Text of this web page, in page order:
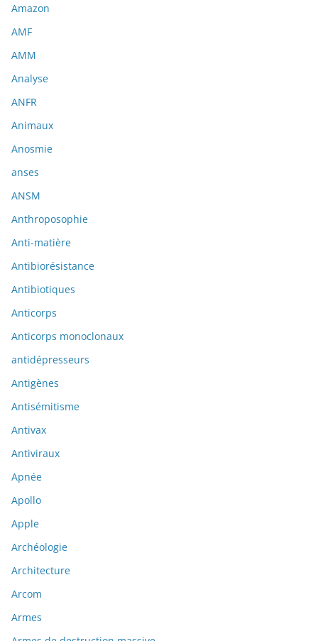
Amazon
AMF
AMM
Analyse
ANFR
Animaux
Anosmie
anses
ANSM
Anthroposophie
Anti-matière
Antibiorésistance
Antibiotiques
Anticorps
Anticorps monoclonaux
antidépresseurs
Antigènes
Antisémitisme
Antivax
Antiviraux
Apnée
Apollo
Apple
Archéologie
Architecture
Arcom
Armes